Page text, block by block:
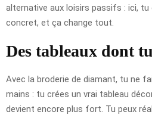
alternative aux loisirs passifs : ici, tu
concret, et ça change tout.
Des tableaux dont
Avec la broderie de diamant, tu ne
mains : tu crées un vrai tableau
devient encore plus fort. Tu peux